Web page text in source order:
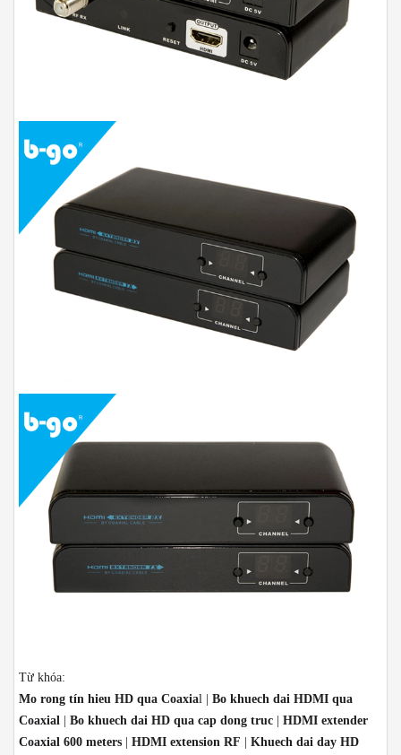
Từ khóa:
Mo rong tín hieu HD qua Coaxial | Bo khuech dai HDMI qua
Coaxial | Bo khuech dai HD qua cap dong truc | HDMI extender
Coaxial 600 meters | HDMI extension RF | Khuech dai day HD